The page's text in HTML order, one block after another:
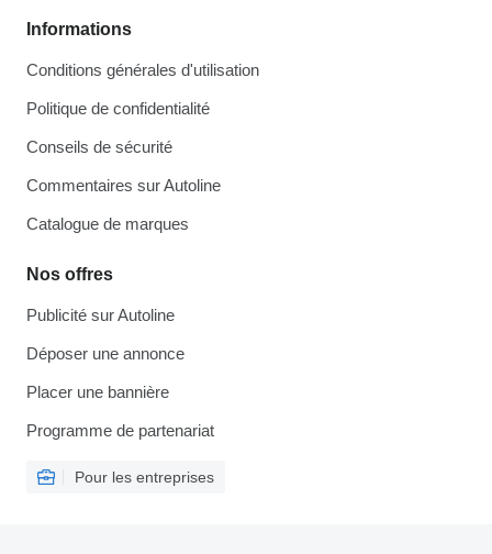
Informations
Conditions générales d'utilisation
Politique de confidentialité
Conseils de sécurité
Commentaires sur Autoline
Catalogue de marques
Nos offres
Publicité sur Autoline
Déposer une annonce
Placer une bannière
Programme de partenariat
Pour les entreprises